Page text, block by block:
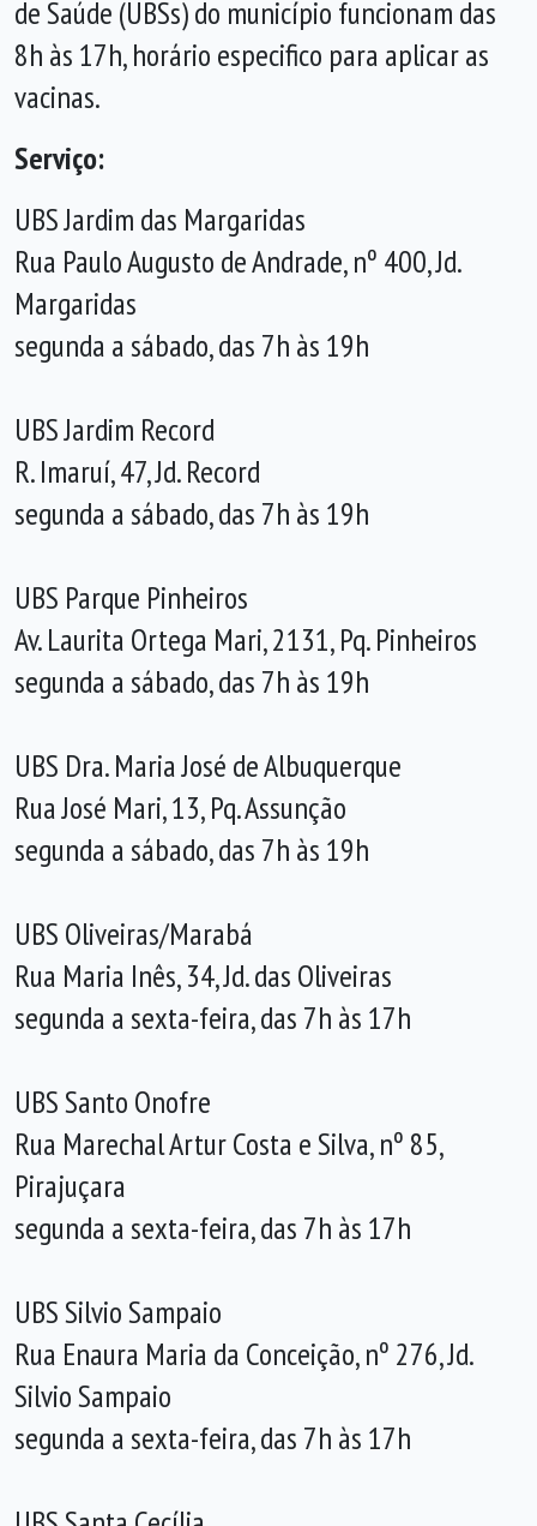
de Saúde (UBSs) do município funcionam das
8h às 17h, horário especifico para aplicar as
vacinas.
Serviço:
UBS Jardim das Margaridas
Rua Paulo Augusto de Andrade, nº 400, Jd.
Margaridas
segunda a sábado, das 7h às 19h
UBS Jardim Record
R. Imaruí, 47, Jd. Record
segunda a sábado, das 7h às 19h
UBS Parque Pinheiros
Av. Laurita Ortega Mari, 2131, Pq. Pinheiros
segunda a sábado, das 7h às 19h
UBS Dra. Maria José de Albuquerque
Rua José Mari, 13, Pq. Assunção
segunda a sábado, das 7h às 19h
UBS Oliveiras/Marabá
Rua Maria Inês, 34, Jd. das Oliveiras
segunda a sexta-feira, das 7h às 17h
UBS Santo Onofre
Rua Marechal Artur Costa e Silva, nº 85,
Pirajuçara
segunda a sexta-feira, das 7h às 17h
UBS Silvio Sampaio
Rua Enaura Maria da Conceição, nº 276, Jd.
Silvio Sampaio
segunda a sexta-feira, das 7h às 17h